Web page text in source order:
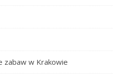
zabaw w Krakowie